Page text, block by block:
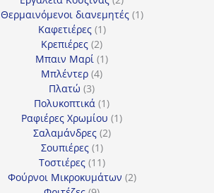
προϊόντα
Θερμαινόμενοι διανεμητές 11
Καφετιέρες 11
προϊόν
Κρεπιέρες 22
προϊόντα
Μπαιν Μαρί 11
Μπλέντερ 44
Πλατώ 33
προϊόντα
Πολυκοπτικά 11
προϊόν
Ραφιέρες Χρωμίου 11
Σαλαμάνδρες 22
Σουπιέρες 11
προϊόν
Τοστιέρες 1111
προϊόντα
Φούρνοι Μικροκυμάτων 22